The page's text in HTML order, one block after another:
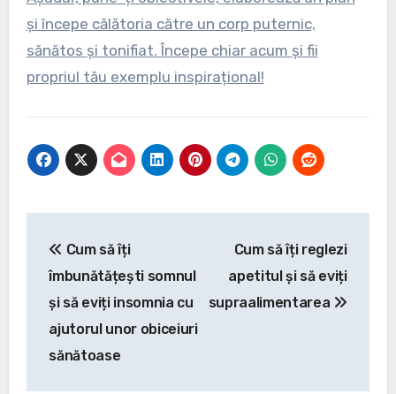
și începe călătoria către un corp puternic,
sănătos și tonifiat. Începe chiar acum și fii
propriul tău exemplu inspirațional!
în
articole
Cum să îți
îmbunătățești somnul
și să eviți insomnia cu
ajutorul unor obiceiuri
sănătoase
Cum să îți reglezi
apetitul și să eviți
supraalimentarea